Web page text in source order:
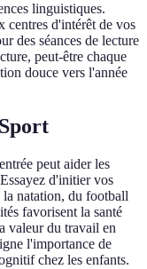
linguistiques.
centres d'intérêt de vos
des séances de lecture
peut-être chaque
douce vers l'année
peut aider les
d'initier vos
la natation, du football
favorisent la santé
valeur du travail en
l'importance de
chez les enfants.